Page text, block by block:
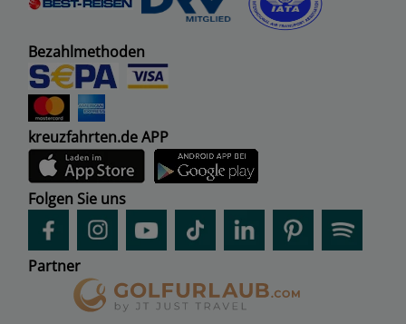
Bezahlmethoden
kreuzfahrten.de APP
Folgen Sie uns
Partner